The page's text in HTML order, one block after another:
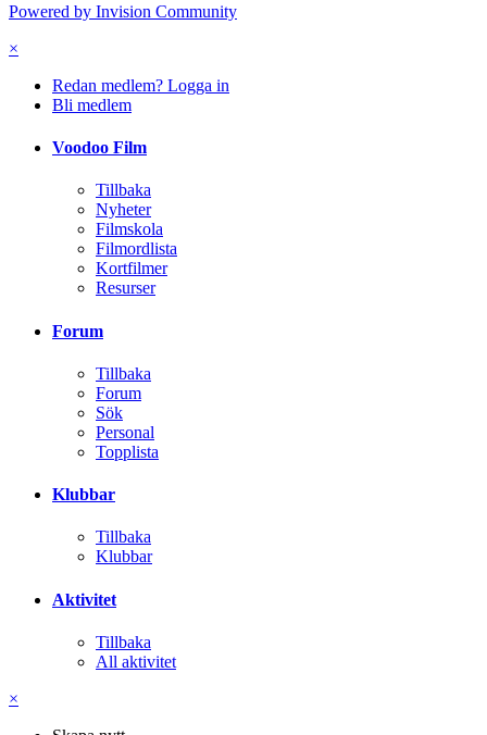
Powered by Invision Community
×
Redan medlem? Logga in
Bli medlem
Voodoo Film
Tillbaka
Nyheter
Filmskola
Filmordlista
Kortfilmer
Resurser
Forum
Tillbaka
Forum
Sök
Personal
Topplista
Klubbar
Tillbaka
Klubbar
Aktivitet
Tillbaka
All aktivitet
×